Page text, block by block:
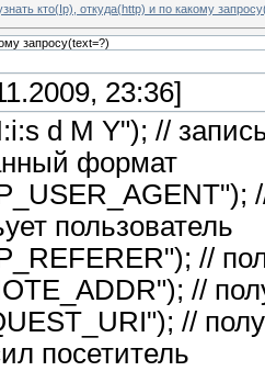
кто(Ip), откуда(http) и по какому
запросу(text=?)
23:36]
d M Y"); //
формат
пользователь
//
//
//
посетитель